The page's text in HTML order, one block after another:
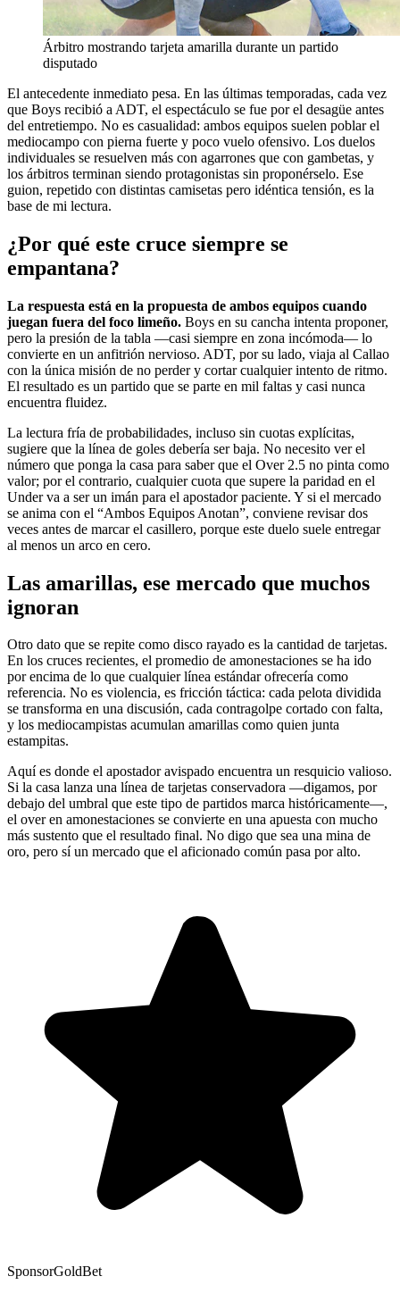
Árbitro mostrando tarjeta amarilla durante un partido
disputado
El antecedente inmediato pesa. En las últimas temporadas, cada vez
que Boys recibió a ADT, el espectáculo se fue por el desagüe antes
del entretiempo. No es casualidad: ambos equipos suelen poblar el
mediocampo con pierna fuerte y poco vuelo ofensivo. Los duelos
individuales se resuelven más con agarrones que con gambetas, y
los árbitros terminan siendo protagonistas sin proponérselo. Ese
guion, repetido con distintas camisetas pero idéntica tensión, es la
base de mi lectura.
¿Por qué este cruce siempre se
empantana?
La respuesta está en la propuesta de ambos equipos cuando
juegan fuera del foco limeño. Boys en su cancha intenta proponer,
pero la presión de la tabla —casi siempre en zona incómoda— lo
convierte en un anfitrión nervioso. ADT, por su lado, viaja al Callao
con la única misión de no perder y cortar cualquier intento de ritmo.
El resultado es un partido que se parte en mil faltas y casi nunca
encuentra fluidez.
La lectura fría de probabilidades, incluso sin cuotas explícitas,
sugiere que la línea de goles debería ser baja. No necesito ver el
número que ponga la casa para saber que el Over 2.5 no pinta como
valor; por el contrario, cualquier cuota que supere la paridad en el
Under va a ser un imán para el apostador paciente. Y si el mercado
se anima con el “Ambos Equipos Anotan”, conviene revisar dos
veces antes de marcar el casillero, porque este duelo suele entregar
al menos un arco en cero.
Las amarillas, ese mercado que muchos
ignoran
Otro dato que se repite como disco rayado es la cantidad de tarjetas.
En los cruces recientes, el promedio de amonestaciones se ha ido
por encima de lo que cualquier línea estándar ofrecería como
referencia. No es violencia, es fricción táctica: cada pelota dividida
se transforma en una discusión, cada contragolpe cortado con falta,
y los mediocampistas acumulan amarillas como quien junta
estampitas.
Aquí es donde el apostador avispado encuentra un resquicio valioso.
Si la casa lanza una línea de tarjetas conservadora —digamos, por
debajo del umbral que este tipo de partidos marca históricamente—,
el over en amonestaciones se convierte en una apuesta con mucho
más sustento que el resultado final. No digo que sea una mina de
oro, pero sí un mercado que el aficionado común pasa por alto.
SponsorGoldBet